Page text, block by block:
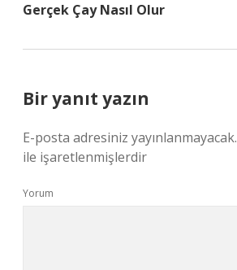
Gerçek Çay Nasıl Olur
Bir yanıt yazın
E-posta adresiniz yayınlanmayacak.
ile işaretlenmişlerdir
Yorum